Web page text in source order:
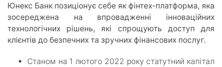
Юнекс Банк позиціонує себе як фінтех-платформа, яка
зосереджена на впровадженні інноваційних
технологічних рішень, які спрощують доступ для
клієнтів до безпечних та зручних фінансових послуг.
Станом на 1 лютого 2022 року статутний капітал